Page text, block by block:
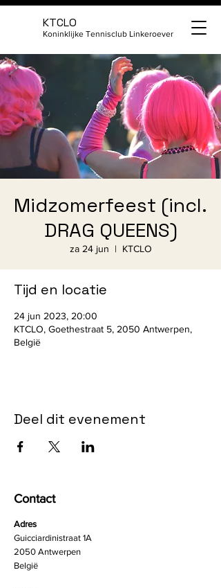
KTCLO
Koninklijke Tennisclub Linkeroever
Midzomerfeest (incl.
DRAG QUEENS)
za 24 jun
  |
KTCLO
Tijd en locatie
24 jun 2023, 20:00
KTCLO, Goethestraat 5, 2050 Antwerpen,
België
Deel dit evenement
Contact
Adres
Guicciardinistraat 1A
2050 Antwerpen
België